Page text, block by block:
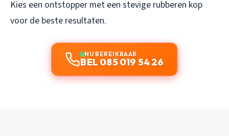
Kies een ontstopper met een stevige rubberen kop
voor de beste resultaten.
NU BEREIKBAAR
BEL 085 019 54 26